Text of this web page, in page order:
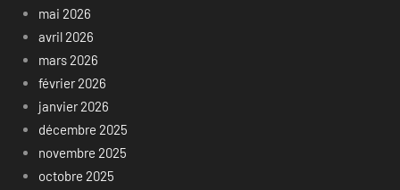
mai 2026
avril 2026
mars 2026
février 2026
janvier 2026
décembre 2025
novembre 2025
octobre 2025